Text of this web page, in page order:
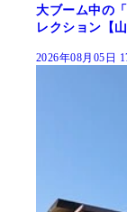
大ブーム中の
レクション【
2026年08月05日